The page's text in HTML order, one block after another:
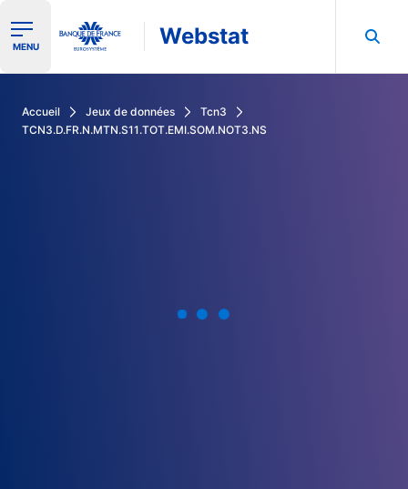
Ouvrir le menu de navigation
MENU Webstat
Accueil Jeux de données
Tcn3
TCN3.D.FR.N.MTN.S11.TOT.EMI.SOM.NOT3.NS